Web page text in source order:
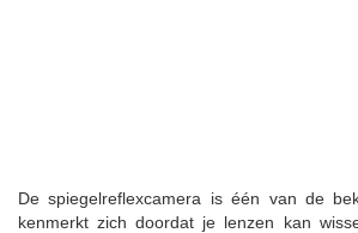
De spiegelreflexcamera is één van de
kenmerkt zich doordat je lenzen kan